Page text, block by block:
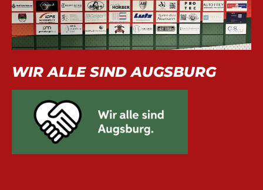
WIR ALLE SIND AUGSBURG